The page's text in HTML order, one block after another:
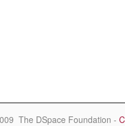
The DSpace Foundation -